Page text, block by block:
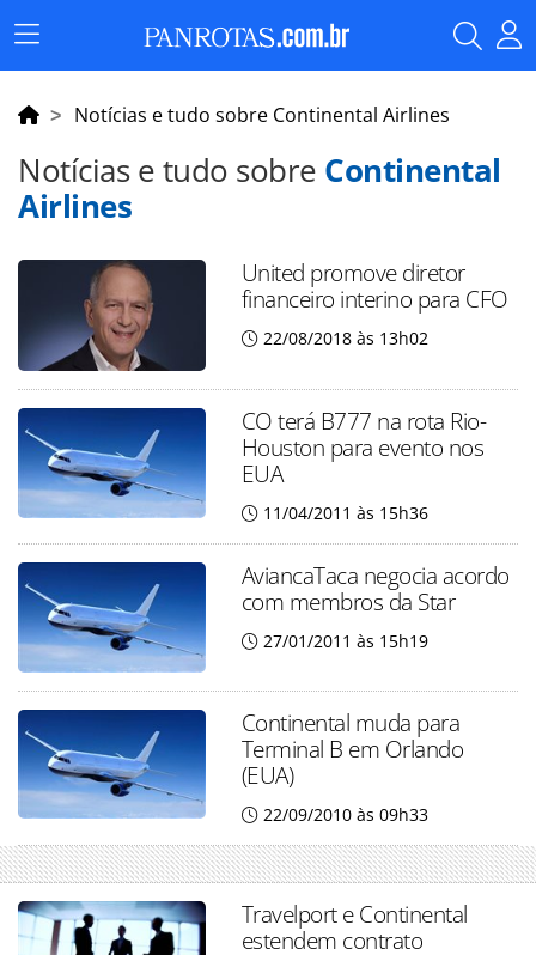
Menu
Principal
Notícias e tudo sobre Continental Airlines
Notícias e tudo sobre Continental
Airlines
United promove diretor
financeiro interino para CFO
22/08/2018 às 13h02
CO terá B777 na rota Rio-
Houston para evento nos
EUA
11/04/2011 às 15h36
AviancaTaca negocia acordo
com membros da Star
27/01/2011 às 15h19
Continental muda para
Terminal B em Orlando
(EUA)
22/09/2010 às 09h33
Travelport e Continental
estendem contrato